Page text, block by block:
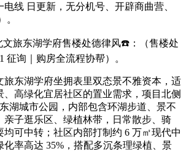
线 日更新，无分机号、开辟商曲营、
。
旅东湖学府售楼处德律风☎️：（售楼处
征询｜购房全流程协帮）。
东湖学府坐拥表里双态景不雅资本，适
、高绿化宜居社区的置业需求，项目北侧
湖城市公园，内部包含环湖步道、景不
亲子逛乐区、绿植林带，日常散步、骑
可中转；社区内部打制约 6 万㎡现代中
率高达 35%，搭配多沉条理绿植、景